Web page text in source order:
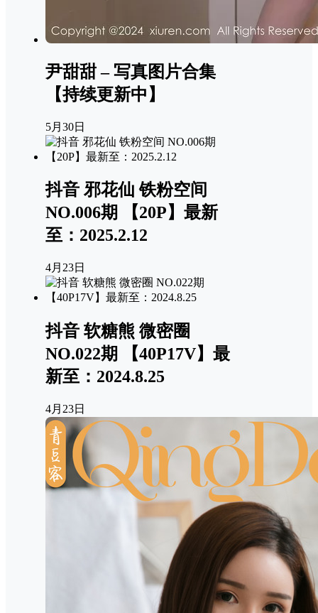
尹甜甜 – 写真图片合集
【持续更新中】
5月30日
抖音 邪花仙 铁粉空间
NO.006期 【20P】最新
至：2025.2.12
4月23日
抖音 软糖熊 微密圈
NO.022期 【40P17V】最
新至：2024.8.25
4月23日